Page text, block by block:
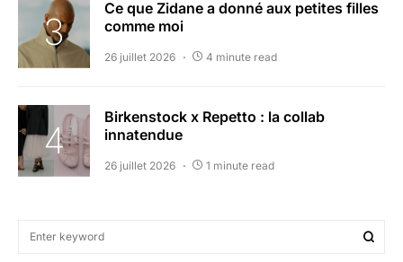
Ce que Zidane a donné aux petites filles
comme moi
26 juillet 2026 4 minute read
Birkenstock x Repetto : la collab
innatendue
26 juillet 2026 1 minute read